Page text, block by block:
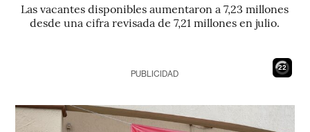
Las vacantes disponibles aumentaron a 7,23 millones
desde una cifra revisada de 7,21 millones en julio.
21
PUBLICIDAD